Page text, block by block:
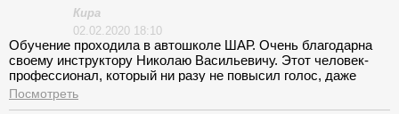
вождению Алексею Ивановичу за терпение, объяснение,
понимание. Именно благодаря Вам я не боюсь ездить за
рулем автомобиля и уверенно чувствую себя на дороге.
Кира
02.02.2020 18:10
Обучение проходила в автошколе ШАР. Очень благодарна
своему инструктору Николаю Васильевичу. Этот человек-
профессионал, который ни разу не повысил голос, даже
когда вы ошибаетесь. Он спокойно и понятно разъясняет
почему и как произошла такая ситуация, и как в дальнейшем
Посмотреть